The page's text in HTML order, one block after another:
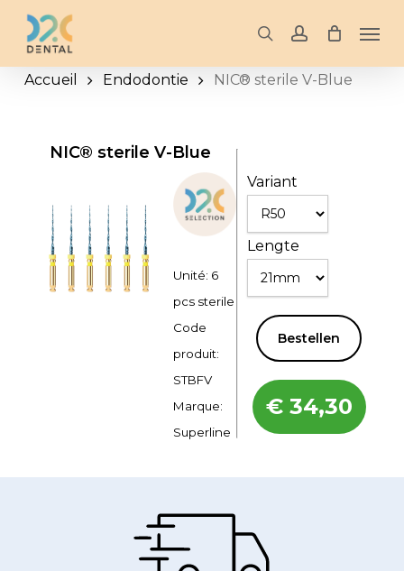
Skip
main
content
searchaccount
Accueil Endodontie NIC® sterile V-Blue
NIC® sterile V-Blue
Unité: 6
pcs sterile
Code
produit:
STBFV
Marque:
Superline
Variant
Lengte
Bestellen
€34,30